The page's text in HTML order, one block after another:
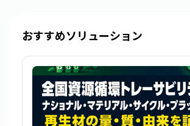
おすすめソリューション